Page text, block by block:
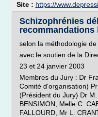
Site : https://
Schizophrénies
recommandations
selon la méthodologie de
avec le soutien de la
23 et 24 janvier 2003
Membres du Jury : Dr
Comité d'organisation)
(Président du Jury) Dr M.
BENSIMON, Melle C.
FALLOURD, Mr L.